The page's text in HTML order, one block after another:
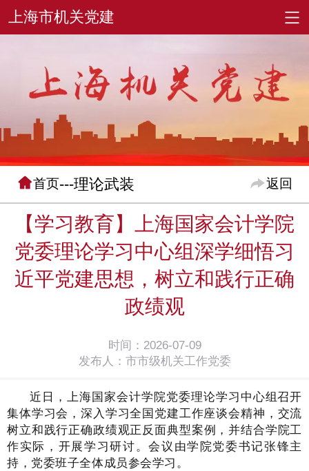
首页---理论武装 返回
【学习教育】上海国家会计学院
党委理论学习中心组深学细悟习
近平党建思想，树立和践行正确
政绩观
时间：2026-07-09
发布人：市市级机关工作党委
近日 ，上海国家会计学院党委理论学习中心组召开
集体学习会，深入学习全国党建工作座谈会精神 ， 交流
树立和践行正确政绩观正反面典型案例 ， 并结合学院工
作实际，开展学习研讨。会议由学院党委书记张锋主
持，党委班子全体成员参会学习。